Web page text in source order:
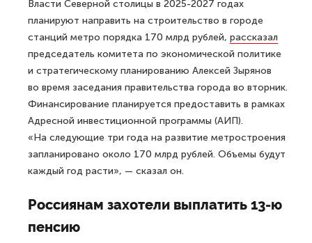
Власти Северной столицы в 2025-2027 годах
планируют направить на строительство в городе
станций метро порядка 170 млрд рублей, рассказал
председатель комитета по экономической политике
и стратегическому планированию Алексей Зырянов
во время заседания правительства города во вторник.
Финансирование планируется предоставить в рамках
Адресной инвестиционной программы (АИП).
«На следующие три года на развитие метростроения
запланировано около 170 млрд рублей. Объемы будут
каждый год расти», — сказал он.
Россиянам захотели выплатить 13-ю
пенсию